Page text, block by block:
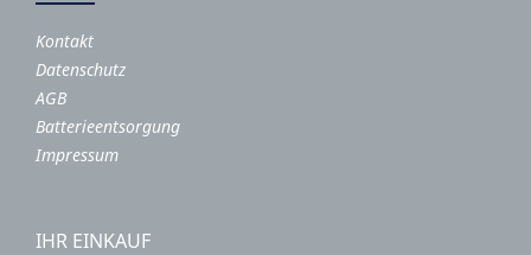
Kontakt
Datenschutz
AGB
Batterieentsorgung
Impressum
IHR EINKAUF